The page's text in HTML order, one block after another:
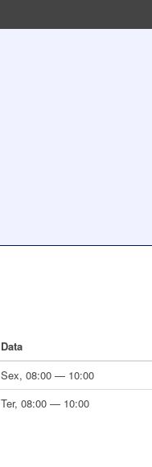
Data
Sex, 08:00 — 10:00
Ter, 08:00 — 10:00